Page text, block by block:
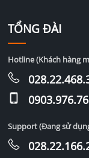
TỔNG ĐÀI
Hotline (Khách hàng
Support (Đang sử